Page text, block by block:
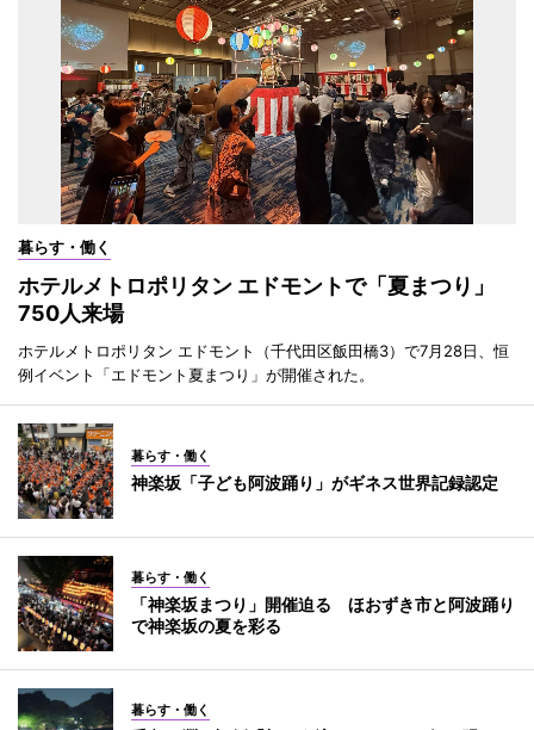
暮らす・働く
ホテルメトロポリタン エドモントで「夏まつり」
750人来場
ホテルメトロポリタン エドモント（千代田区飯田橋3）で7月28日、恒
例イベント「エドモント夏まつり」が開催された。
暮らす・働く
神楽坂「子ども阿波踊り」がギネス世界記録認定
暮らす・働く
「神楽坂まつり」開催迫る ほおずき市と阿波踊り
で神楽坂の夏を彩る
暮らす・働く